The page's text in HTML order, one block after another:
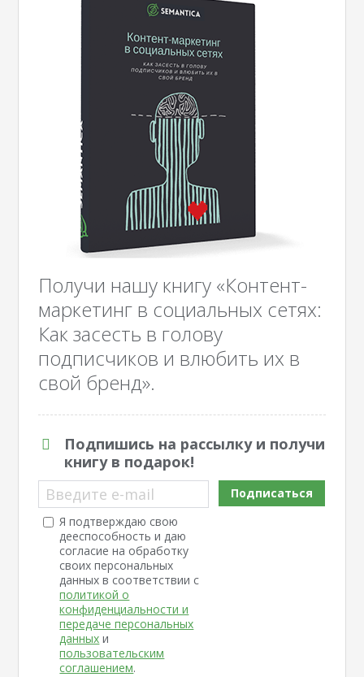
Получи нашу книгу «Контент-
маркетинг в социальных сетях:
Как засесть в голову
подписчиков и влюбить их в
свой бренд».
Подпишись на рассылку и получи
книгу в подарок!
Введите e-mail
Я подтверждаю свою
дееспособность и даю
согласие на обработку
своих персональных
данных в соответствии с
политикой о
конфиденциальности и
передаче персональных
данных и
пользовательским
соглашением.
Подписаться